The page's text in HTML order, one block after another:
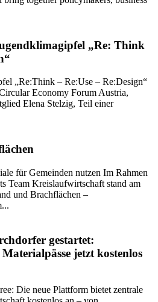
„Re: Think
„Re:Think – Re:Use – Re:Design“
Economy Forum Austria,
Elena Stelzig, Teil einer
für Gemeinden nutzen Im Rahmen
Team Kreislaufwirtschaft stand am
und Brachflächen –
gestartet:
jetzt kostenlos
Die neue Plattform bietet zentrale